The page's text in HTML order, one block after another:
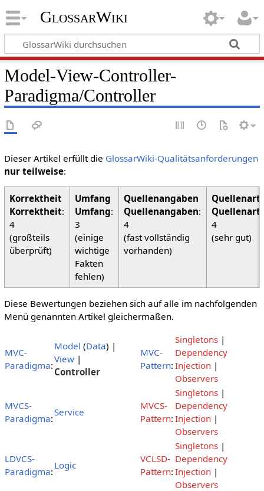
GlossarWiki
Model-View-Controller-
Paradigma/Controller
Dieser Artikel erfüllt die GlossarWiki-Qualitätsanforderungen
nur teilweise:
Korrektheit:
4
(großteils
überprüft)
Umfang:
3
(einige
wichtige
Fakten
fehlen)
Quellenangaben:
4
(fast vollständig
vorhanden)
4
(sehr gut)
Diese Bewertungen beziehen sich auf alle im nachfolgenden
Menü genannten Artikel gleichermaßen.
MVC-
Paradigma:
Model (Data) |
View|
Controller
MVC-
Pattern:
Singletons|
Dependency
Injection|
Observers
MVCS-
Paradigma:
Service
MVCS-
Pattern:
Singletons|
Dependency
Injection|
Observers
LDVCS-
Paradigma:
Logic
VCLSD-
Pattern:
Singletons|
Dependency
Injection|
Observers